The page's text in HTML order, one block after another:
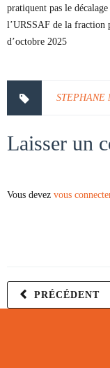
pratiquent pas le
l’URSSAF de la fraction
d’octobre 2025
STEPHANE
Laisser un
Vous devez vous
PRÉCÉDENT